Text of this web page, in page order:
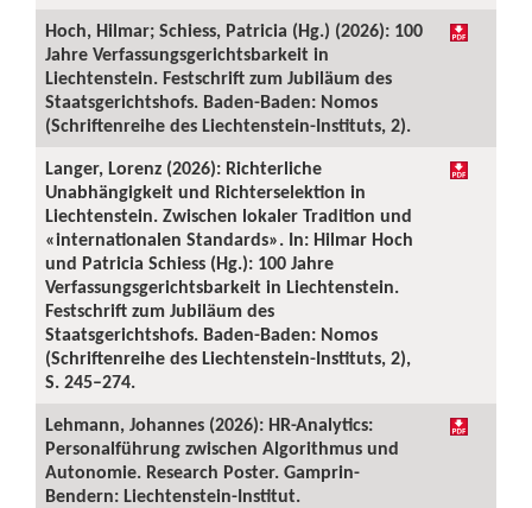
Hoch, Hilmar; Schiess, Patricia (Hg.) (2026): 100
Jahre Verfassungsgerichtsbarkeit in
Liechtenstein. Festschrift zum Jubiläum des
Staatsgerichtshofs. Baden-Baden: Nomos
(Schriftenreihe des Liechtenstein-Instituts, 2).
Langer, Lorenz (2026): Richterliche
Unabhängigkeit und Richterselektion in
Liechtenstein. Zwischen lokaler Tradition und
«internationalen Standards». In: Hilmar Hoch
und Patricia Schiess (Hg.): 100 Jahre
Verfassungsgerichtsbarkeit in Liechtenstein.
Festschrift zum Jubiläum des
Staatsgerichtshofs. Baden-Baden: Nomos
(Schriftenreihe des Liechtenstein-Instituts, 2),
S. 245–274.
Lehmann, Johannes (2026): HR-Analytics:
Personalführung zwischen Algorithmus und
Autonomie. Research Poster. Gamprin-
Bendern: Liechtenstein-Institut.